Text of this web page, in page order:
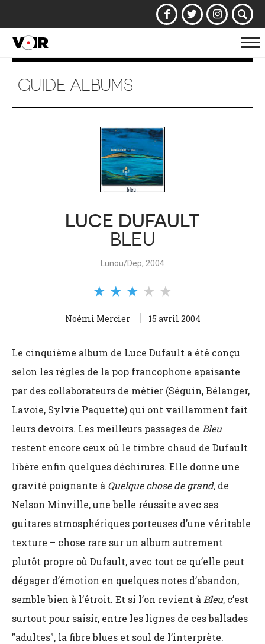
la
GUIDE ALBUMS
LUCE DUFAULT
BLEU
Lunou/Dep, 2004
Noémi Mercier 15 avril 2004
Le cinquième album de Luce Dufault a été conçu
selon les règles de la pop francophone apaisante
par des collaborateurs de métier (Séguin, Bélanger,
Lavoie, Sylvie Paquette) qui ont vaillamment fait
leurs devoirs. Les meilleurs passages de Bleu
restent encore ceux où le timbre chaud de Dufault
libère enfin quelques déchirures. Elle donne une
gravité poignante à Quelque chose de grand, de
Nelson Minville, une belle réussite avec ses
guitares atmosphériques porteuses d’une véritable
texture – chose rare sur un album autrement
plutôt propre où Dufault, avec tout ce qu’elle peut
dégager d’émotion en quelques notes d’abandon,
semble bien à l’étroit. Et si l’on revient à Bleu, c’est
surtout pour saisir, entre les lignes de ces ballades
"adultes", la fibre blues et soul de l’interprète.